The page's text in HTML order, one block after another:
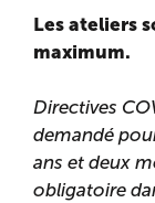
Les ateliers
maximum.
Directives
demandé
ans et deux
obligatoire